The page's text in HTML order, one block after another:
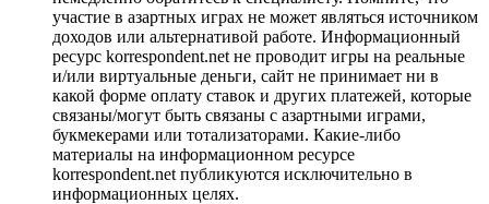
участие в азартных играх не может являться источником
доходов или альтернативой работе. Информационный
ресурс korrespondent.net не проводит игры на реальные
и/или виртуальные деньги, сайт не принимает ни в
какой форме оплату ставок и других платежей, которые
связаны/могут быть связаны с азартными играми,
букмекерами или тотализаторами. Какие-либо
материалы на информационном ресурсе
korrespondent.net публикуются исключительно в
информационных целях.